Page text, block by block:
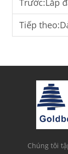
Trước:Lắp đặt
Tiếp theo:
Chúng tôi